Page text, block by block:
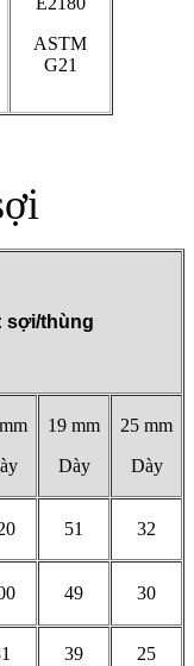
ASTM
G21
sợi/thùng
19 mm
Dày
25 mm
Dày
51 32
49 30
39 25